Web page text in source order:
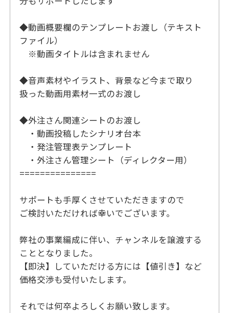
◆動画概要欄のテンプレートお渡し（テキスト
ファイル）
※動画タイトルは含まれません
◆音声素材やイラスト、背景など今まで取り
扱った動画用素材一式のお渡し
◆外注さん関連シートのお渡し
・動画投稿したシナリオ台本
・発注管理表テンプレート
・外注さん管理シート（ディレクター用）
===============
サポートも手厚くさせていただきますので
ご検討いただければ幸いでございます。
弊社の事業編成に伴い、チャンネルを譲渡する
こととなりました。
【即決】していただける方には【値引き】など
価格交渉も受付いたします。
それでは何卒よろしくお願い致します。